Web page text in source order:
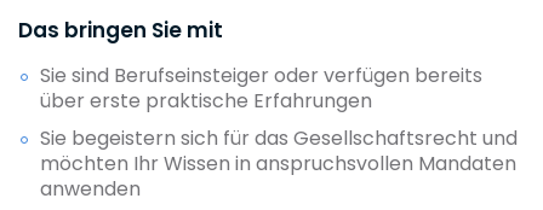
Das bringen Sie mit
Sie sind Berufseinsteiger oder verfügen bereits
über erste praktische Erfahrungen
Sie begeistern sich für das Gesellschaftsrecht und
möchten Ihr Wissen in anspruchsvollen Mandaten
anwenden